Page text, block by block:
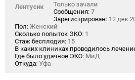
Лентусик
Только зачали
Сообщения: 7
Зарегистрирован: 12 дек
Пол: Женский
Сколько попыток ЭКО: 1
Стаж бесплодия: 15
В каких клиниках проводилось
Где было удачное ЭКО: МиД
Откуда: Уфа